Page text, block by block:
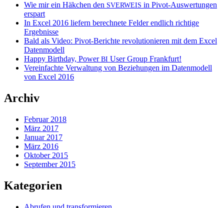
Wie mir ein Häkchen den SVERWEIS in Pivot-Auswertungen
erspart
In Excel 2016 liefern berechnete Felder endlich richtige
Ergebnisse
Bald als Video: Pivot-Berichte revolutionieren mit dem Excel
Datenmodell
Happy Birthday, PowerBI User Group Frankfurt!
Vereinfachte Verwaltung von Beziehungen im Datenmodell
von Excel 2016
Archiv
Februar 2018
März 2017
Januar 2017
März 2016
Oktober 2015
September 2015
Kategorien